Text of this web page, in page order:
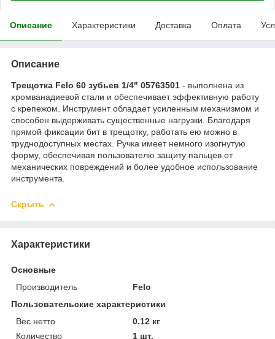
Описание Характеристики Доставка Оплата
Описание
Трещотка Felo 60 зубьев 1/4" 05763501 - выполнена из
хромванадиевой стали и обеспечивает эффективную работу
с крепежом. Инструмент обладает усиленным механизмом и
способен выдерживать существенные нагрузки. Благодаря
прямой фиксации бит в трещотку, работать ею можно в
труднодоступных местах. Ручка имеет немного изогнутую
форму, обеспечивая пользователю защиту пальцев от
механических повреждений и более удобное использование
инструмента.
Скрыть
Характеристики
Основные
Производитель
Felo
Пользовательские характеристики
Вес нетто
0.12 кг
Количество
1 шт.